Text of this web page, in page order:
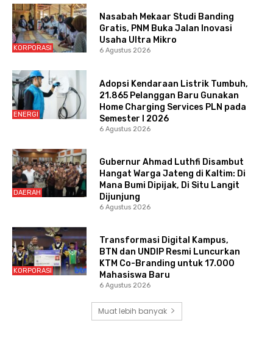
KORPORASI
Nasabah Mekaar Studi Banding
Gratis, PNM Buka Jalan Inovasi
Usaha Ultra Mikro
6 Agustus 2026
ENERGI
Adopsi Kendaraan Listrik Tumbuh,
21.865 Pelanggan Baru Gunakan
Home Charging Services PLN pada
Semester I 2026
6 Agustus 2026
DAERAH
Gubernur Ahmad Luthfi Disambut
Hangat Warga Jateng di Kaltim: Di
Mana Bumi Dipijak, Di Situ Langit
Dijunjung
6 Agustus 2026
KORPORASI
Transformasi Digital Kampus,
BTN dan UNDIP Resmi Luncurkan
KTM Co-Branding untuk 17.000
Mahasiswa Baru
6 Agustus 2026
Muat lebih banyak